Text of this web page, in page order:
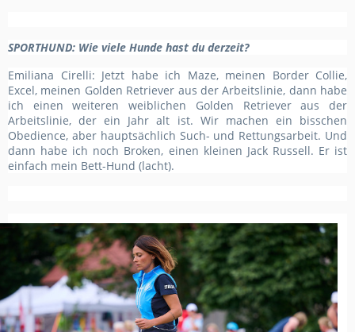
SPORTHUND: Wie viele Hunde hast du derzeit?
Emiliana Cirelli: Jetzt habe ich Maze, meinen Border Collie,
Excel, meinen Golden Retriever aus der Arbeitslinie, dann habe
ich einen weiteren weiblichen Golden Retriever aus der
Arbeitslinie, der ein Jahr alt ist. Wir machen ein bisschen
Obedience, aber hauptsächlich Such- und Rettungsarbeit. Und
dann habe ich noch Broken, einen kleinen Jack Russell. Er ist
einfach mein Bett-Hund (lacht).